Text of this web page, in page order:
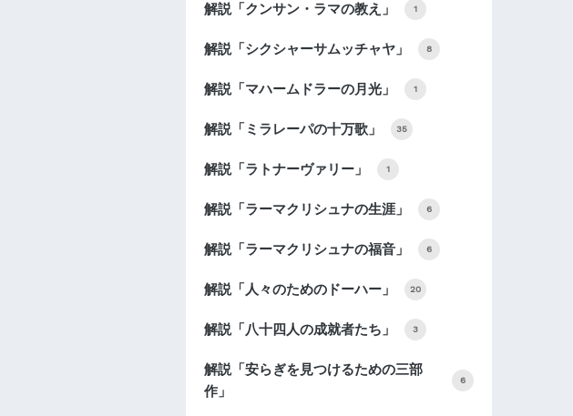
解説「クンサン・ラマの教え」 1
解説「シクシャーサムッチャヤ」 8
解説「マハームドラーの月光」 1
解説「ミラレーパの十万歌」 35
解説「ラトナーヴァリー」 1
解説「ラーマクリシュナの生涯」 6
解説「ラーマクリシュナの福音」 6
解説「人々のためのドーハー」 20
解説「八十四人の成就者たち」 3
解説「安らぎを見つけるための三部
作」
6